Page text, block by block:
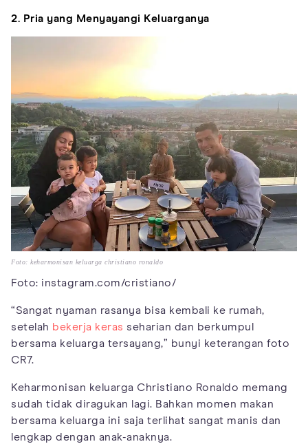
2. Pria yang Menyayangi Keluarganya
Foto: keharmonisan keluarga christiano ronaldo
Foto: instagram.com/cristiano/
“Sangat nyaman rasanya bisa kembali ke rumah,
setelah bekerja keras seharian dan berkumpul
bersama keluarga tersayang,” bunyi keterangan foto
CR7.
Keharmonisan keluarga Christiano Ronaldo memang
sudah tidak diragukan lagi. Bahkan momen makan
bersama keluarga ini saja terlihat sangat manis dan
lengkap dengan anak-anaknya.